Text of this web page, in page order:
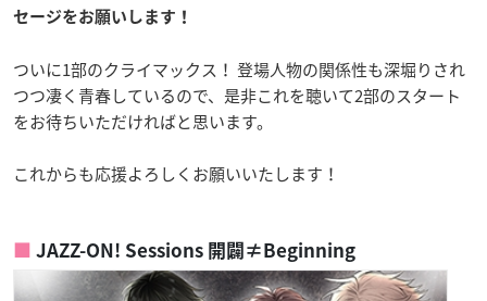
セージをお願いします！
ついに1部のクライマックス！ 登場人物の関係性も深堀りされ
つつ凄く青春しているので、是非これを聴いて2部のスタート
をお待ちいただければと思います。
これからも応援よろしくお願いいたします！
JAZZ-ON! Sessions 開闢≠Beginning